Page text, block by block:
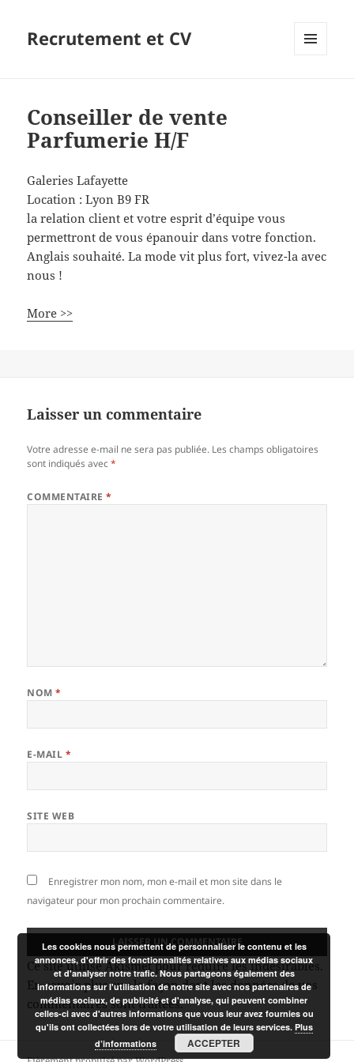
Recrutement et CV
Conseiller de vente
Parfumerie H/F
Galeries Lafayette
Location :Lyon B9 FR
la relation client et votre esprit d’équipe vous
permettront de vous épanouir dans votre fonction.
Anglais souhaité. La mode vit plus fort, vivez-la avec
nous !
More >>
Laisser un commentaire
Votre adresse e-mail ne sera pas publiée. Les champs obligatoires
sont indiqués avec*
COMMENTAIRE*
NOM*
E-MAIL *
SITE WEB
Enregistrer mon nom, mon e-mail et mon site dans le
navigateur pour mon prochain commentaire.
Ce site utilise Akismet pour réduire les indésirables.
En savoir plus sur la façon dont les données de vos
commentaires sont traitées.
Les cookies nous permettent de personnaliser le contenu et les
annonces, d'offrir des fonctionnalités relatives aux médias sociaux
et d'analyser notre trafic. Nous partageons également des
informations sur l'utilisation de notre site avec nos partenaires de
médias sociaux, de publicité et d'analyse, qui peuvent combiner
celles-ci avec d'autres informations que vous leur avez fournies ou
qu'ils ont collectées lors de votre utilisation de leurs services. Plus
d’informations
ACCEPTER